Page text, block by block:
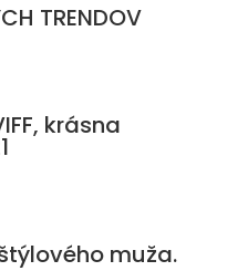
TRENDOV
krásna
muža.